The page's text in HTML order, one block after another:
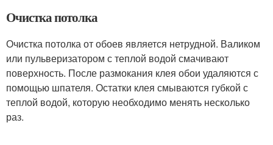
Очистка потолка
Очистка потолка от обоев является нетрудной. Валиком
или пульверизатором с теплой водой смачивают
поверхность. После размокания клея обои удаляются с
помощью шпателя. Остатки клея смываются губкой с
теплой водой, которую необходимо менять несколько
раз.